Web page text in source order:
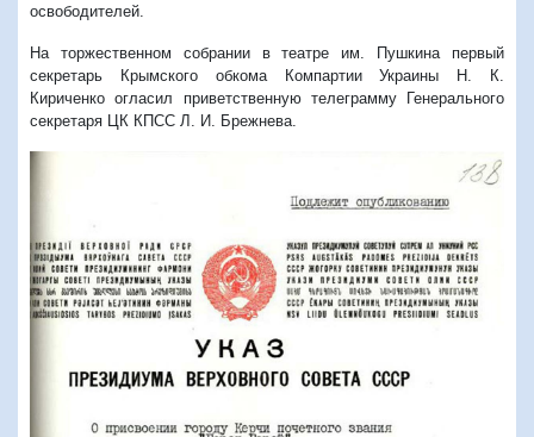
освободителей.
На торжественном собрании в театре им. Пушкина первый
секретарь Крымского обкома Компартии Украины Н. К.
Кириченко огласил приветственную телеграмму Генерального
секретаря ЦК КПСС Л. И. Брежнева.